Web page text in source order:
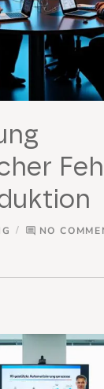
comment NO